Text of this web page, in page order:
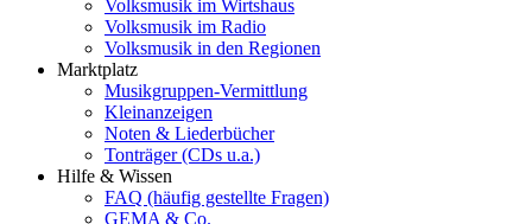
Volksmusik im Wirtshaus
Volksmusik im Radio
Volksmusik in den Regionen
Marktplatz
Musikgruppen-Vermittlung
Kleinanzeigen
Noten & Liederbücher
Tonträger (CDs u.a.)
Hilfe & Wissen
FAQ (häufig gestellte Fragen)
GEMA & Co.